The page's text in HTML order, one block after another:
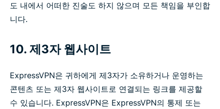
도 내에서 어떠한 진술도 하지 않으며 모든 책임을 부인합
니다.
10. 제3자 웹사이트
ExpressVPN은 귀하에게 제3자가 소유하거나 운영하는
콘텐츠 또는 제3자 웹사이트로 연결되는 링크를 제공할
수 있습니다. ExpressVPN은 ExpressVPN의 통제 또는